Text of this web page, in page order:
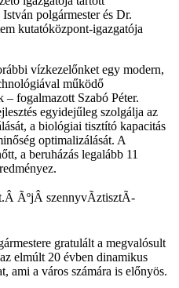
polgármester és Dr.
kutatóközpont-igazgatója
vízkezelőnket egy modern,
működő
– fogalmazott Szabó Péter.
egyidejűleg szolgálja az
a biológiai tisztító kapacitás
optimalizálását. A
a beruházás legalább 11
gratulált a megvalósult
elmúlt 20 évben dinamikus
ami a város számára is előnyös.